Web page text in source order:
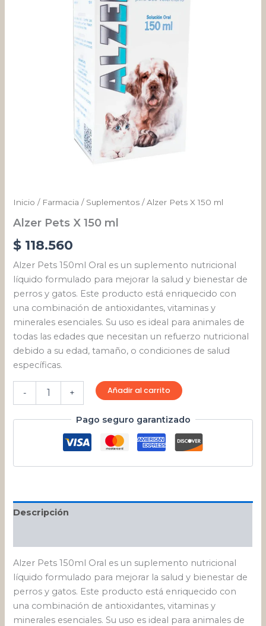
Inicio / Farmacia / Suplementos / Alzer Pets X 150 ml
Alzer Pets X 150 ml
$ 118.560
Alzer Pets 150ml Oral es un suplemento nutricional
líquido formulado para mejorar la salud y bienestar de
perros y gatos. Este producto está enriquecido con
una combinación de antioxidantes, vitaminas y
minerales esenciales. Su uso es ideal para animales de
todas las edades que necesitan un refuerzo nutricional
debido a su edad, tamaño, o condiciones de salud
específicas.
- + Añadir al carrito
Pago seguro garantizado
Descripción
Alzer Pets 150ml Oral es un suplemento nutricional
líquido formulado para mejorar la salud y bienestar de
perros y gatos. Este producto está enriquecido con
una combinación de antioxidantes, vitaminas y
minerales esenciales. Su uso es ideal para animales de